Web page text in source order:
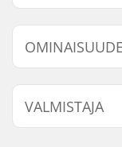
Trapetsin
Sukupuoli:
VALMISTAJA